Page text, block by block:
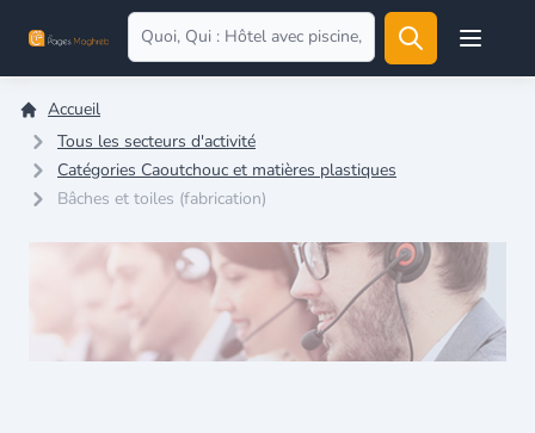
Open
Accueil
Tous les secteurs d'activité
Catégories Caoutchouc et matières plastiques
Bâches et toiles (fabrication)